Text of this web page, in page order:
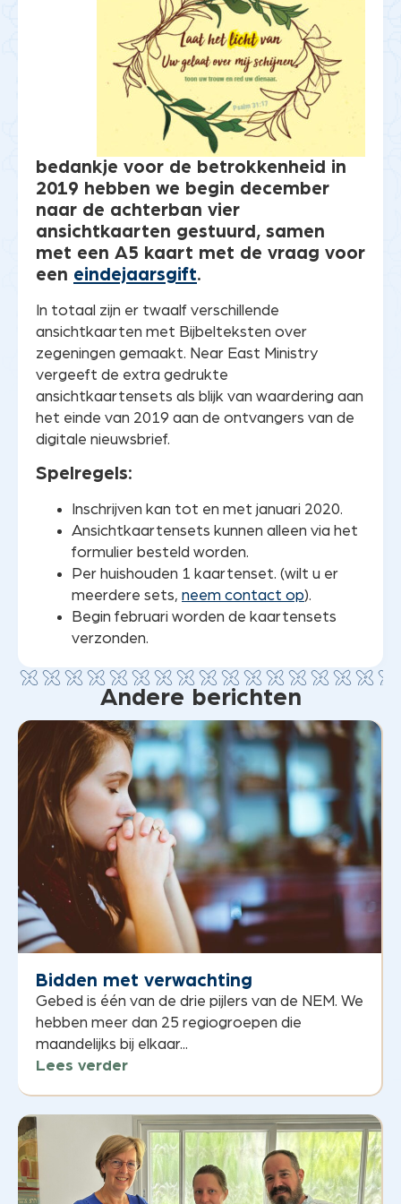
bedankje voor de betrokkenheid in
2019 hebben we begin december
naar de achterban vier
ansichtkaarten gestuurd, samen
met een A5 kaart met de vraag voor
een eindejaarsgift.
In totaal zijn er twaalf verschillende
ansichtkaarten met Bijbelteksten over
zegeningen gemaakt. Near East Ministry
vergeeft de extra gedrukte
ansichtkaartensets als blijk van waardering aan
het einde van 2019 aan de ontvangers van de
digitale nieuwsbrief.
Spelregels:
Inschrijven kan tot en met januari 2020.
Ansichtkaartensets kunnen alleen via het
formulier besteld worden.
Per huishouden 1 kaartenset. (wilt u er
meerdere sets, neem contact op).
Begin februari worden de kaartensets
verzonden.
Andere berichten
Bidden met verwachting
Gebed is één van de drie pijlers van de NEM. We
hebben meer dan 25 regiogroepen die
maandelijks bij elkaar...
Lees verder